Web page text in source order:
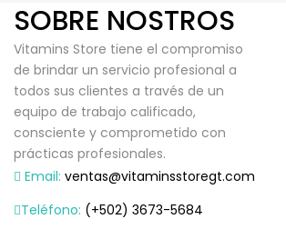
SOBRE NOSTROS
Vitamins Store tiene el compromiso
de brindar un servicio profesional a
todos sus clientes a través de un
equipo de trabajo calificado,
consciente y comprometido con
prácticas profesionales.
Email: ventas@vitaminsstoregt.com
Teléfono: (+502) 3673-5684